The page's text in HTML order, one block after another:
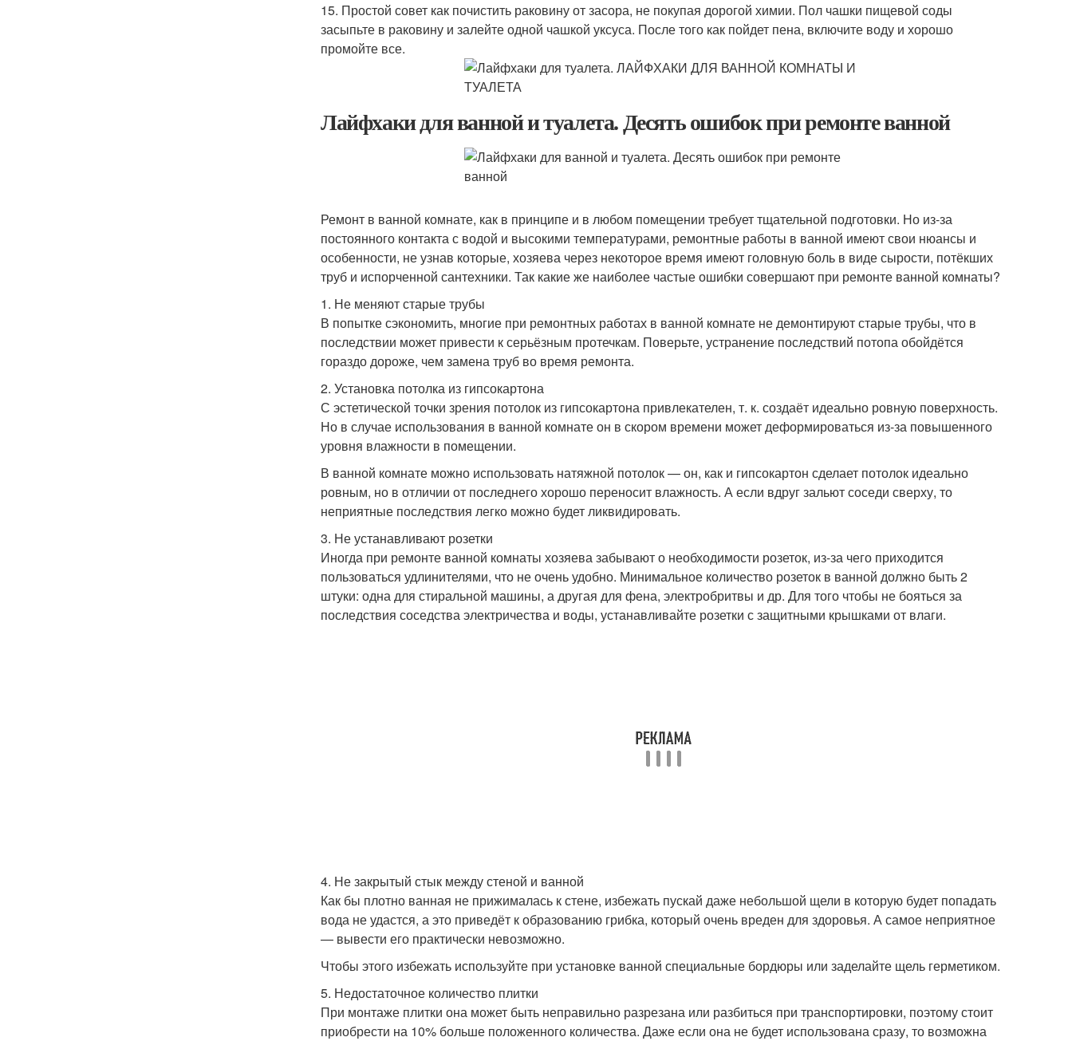
15. Простой совет как почистить раковину от засора, не покупая дорогой химии. Пол чашки пищевой соды
засыпьте в раковину и залейте одной чашкой уксуса. После того как пойдет пена, включите воду и хорошо
промойте все.
Лайфхаки для ванной и туалета. Десять ошибок при ремонте ванной
Ремонт в ванной комнате, как в принципе и в любом помещении требует тщательной подготовки. Но из-за
постоянного контакта с водой и высокими температурами, ремонтные работы в ванной имеют свои нюансы и
особенности, не узнав которые, хозяева через некоторое время имеют головную боль в виде сырости, потёкших
труб и испорченной сантехники. Так какие же наиболее частые ошибки совершают при ремонте ванной комнаты?
1. Не меняют старые трубы
В попытке сэкономить, многие при ремонтных работах в ванной комнате не демонтируют старые трубы, что в
последствии может привести к серьёзным протечкам. Поверьте, устранение последствий потопа обойдётся
гораздо дороже, чем замена труб во время ремонта.
2. Установка потолка из гипсокартона
С эстетической точки зрения потолок из гипсокартона привлекателен, т. к. создаёт идеально ровную поверхность.
Но в случае использования в ванной комнате он в скором времени может деформироваться из-за повышенного
уровня влажности в помещении.
В ванной комнате можно использовать натяжной потолок — он, как и гипсокартон сделает потолок идеально
ровным, но в отличии от последнего хорошо переносит влажность. А если вдруг зальют соседи сверху, то
неприятные последствия легко можно будет ликвидировать.
3. Не устанавливают розетки
Иногда при ремонте ванной комнаты хозяева забывают о необходимости розеток, из-за чего приходится
пользоваться удлинителями, что не очень удобно. Минимальное количество розеток в ванной должно быть 2
штуки: одна для стиральной машины, а другая для фена, электробритвы и др. Для того чтобы не бояться за
последствия соседства электричества и воды, устанавливайте розетки с защитными крышками от влаги.
4. Не закрытый стык между стеной и ванной
Как бы плотно ванная не прижималась к стене, избежать пускай даже небольшой щели в которую будет попадать
вода не удастся, а это приведёт к образованию грибка, который очень вреден для здоровья. А самое неприятное
— вывести его практически невозможно.
Чтобы этого избежать используйте при установке ванной специальные бордюры или заделайте щель герметиком.
5. Недостаточное количество плитки
При монтаже плитки она может быть неправильно разрезана или разбиться при транспортировки, поэтому стоит
приобрести на 10% больше положенного количества. Даже если она не будет использована сразу, то возможна